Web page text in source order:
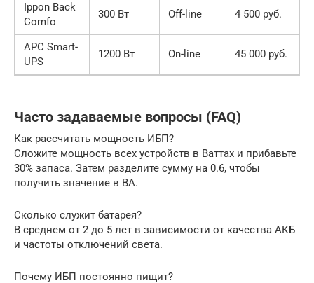
Ippon Back
Comfo
300 Вт Off-line 4 500 руб.
APC Smart-
UPS
1200 Вт On-line 45 000 руб.
Часто задаваемые вопросы (FAQ)
Как рассчитать мощность ИБП?
Сложите мощность всех устройств в Ваттах и прибавьте
30% запаса. Затем разделите сумму на 0.6, чтобы
получить значение в ВА.
Сколько служит батарея?
В среднем от 2 до 5 лет в зависимости от качества АКБ
и частоты отключений света.
Почему ИБП постоянно пищит?